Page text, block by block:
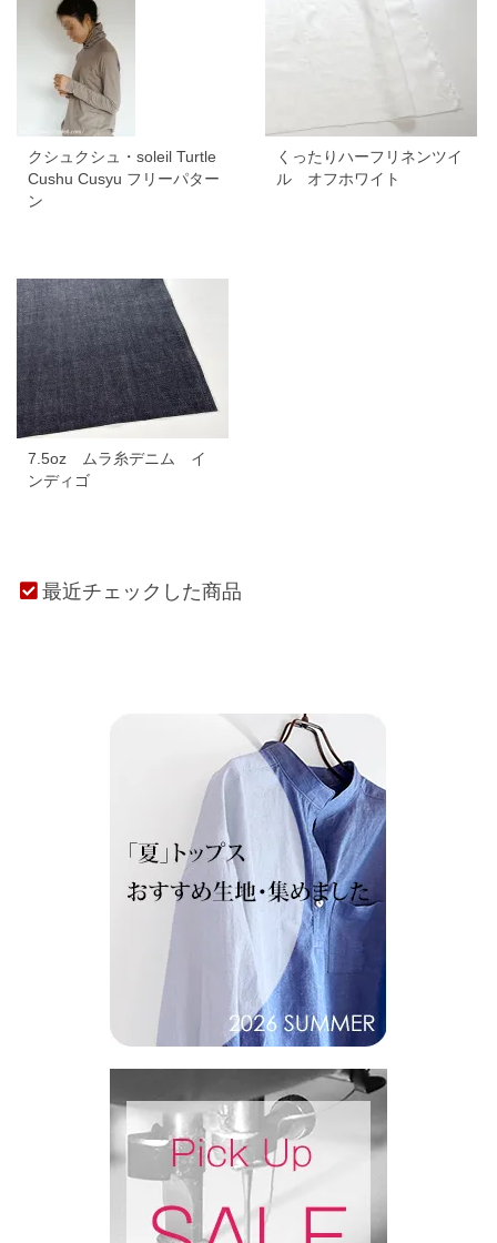
クシュクシュ・soleil Turtle
Cushu Cusyu フリーパター
ン
くったりハーフリネンツイ
ル オフホワイト
7.5oz ムラ糸デニム イ
ンディゴ
最近チェックした商品